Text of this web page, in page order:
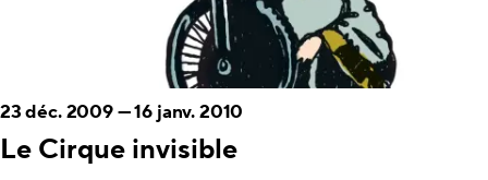
Le Cirque invisible
23 déc. 2009—16 janv. 2010